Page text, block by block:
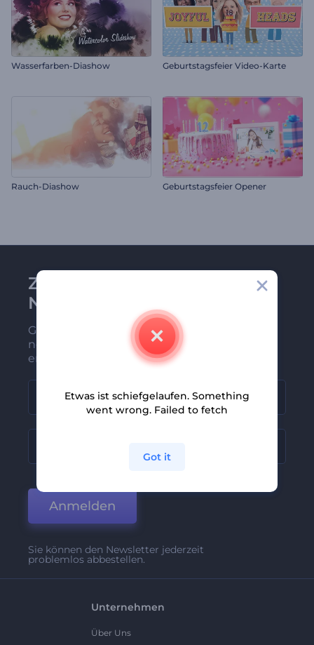
Wasserfarben-Diashow Geburtstagsfeier Video-Karte
Rauch-Diashow Geburtstagsfeier Opener
Zu Renderforest-
Newsletter anmelden
Gehören Sie zu den Ersten, die unsere
neuesten Nachrichten und Angebote
erhalten
Anmelden
Sie können den Newsletter jederzeit
problemlos abbestellen.
Unternehmen
Über Uns
Etwas ist schiefgelaufen. Something
went wrong. Failed to fetch
Got it